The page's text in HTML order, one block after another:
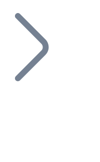
votre entreprise et
écosystème.
et
à notre service